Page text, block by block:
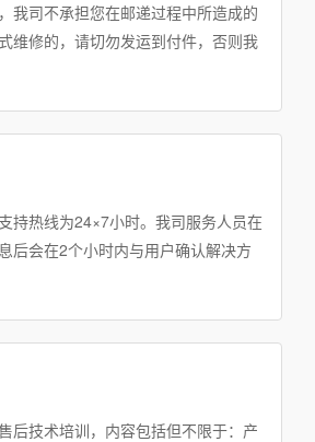
我司不承担您在邮递过程中所造成的
维修的，请切勿发运到付件，否则我
持热线为24×7小时。我司服务人员在
后会在2个小时内与用户确认解决方
后技术培训，内容包括但不限于：产